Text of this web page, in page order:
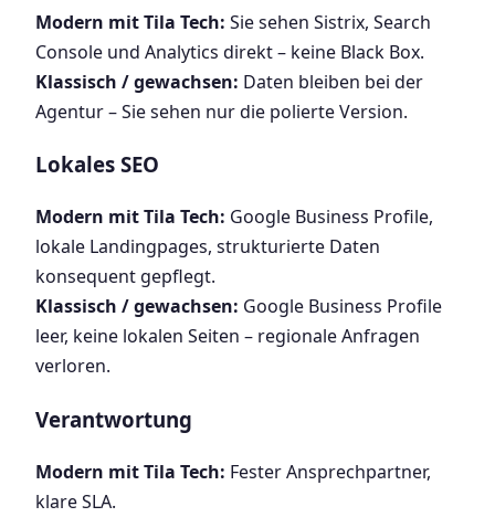
Modern mit Tila Tech: Sie sehen Sistrix, Search
Console und Analytics direkt – keine Black Box.
Klassisch / gewachsen: Daten bleiben bei der
Agentur – Sie sehen nur die polierte Version.
Lokales SEO
Modern mit Tila Tech: Google Business Profile,
lokale Landingpages, strukturierte Daten
konsequent gepflegt.
Klassisch / gewachsen: Google Business Profile
leer, keine lokalen Seiten – regionale Anfragen
verloren.
Verantwortung
Modern mit Tila Tech: Fester Ansprechpartner,
klare SLA.